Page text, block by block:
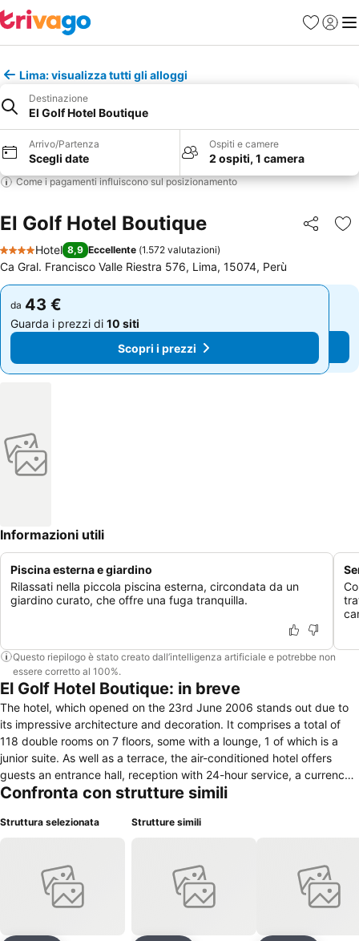
PreferitiAccedi
Lima: visualizza tutti gli alloggi
Destinazione
El Golf Hotel Boutique
Arrivo/Partenza
Scegli date
Ospiti e camere
2 ospiti, 1 camera
Come i pagamenti influiscono sul posizionamento
El Golf Hotel Boutique Condividi
4 Stelle
Hotel 8,9 Eccellente (1.572 valutazioni)
Ca Gral. Francisco Valle Riestra 576, Lima, 15074, Perù
da 43 €
Guarda i prezzi di 10 siti
Scopri i prezzi
da 43 €
Guarda i prezzi di 10 siti
Scopri i prezzi
Informazioni utili
Piscina esterna e giardino
Rilassati nella piccola piscina esterna, circondata da un
giardino curato, che offre una fuga tranquilla.
Questo riepilogo è stato creato dall’intelligenza artificiale e potrebbe non
essere corretto al 100%.
El Golf Hotel Boutique: in breve
The hotel, which opened on the 23rd June 2006 stands out due to
its impressive architecture and decoration. It comprises a total of
118 double rooms on 7 floors, some with a lounge, 1 of which is a
junior suite. As well as a terrace, the air-conditioned hotel offers
guests an entrance hall, reception with 24-hour service, a currency
exchange facility, lift access and a café. Further facilities include a
and conference rooms. Guests can also make use of the laundry
car (charges apply). The hotel is located in the residential
neighborhood of S. Isidro nearby Embassies, Shops and Banks.
Near Centre 7 kms to city centre 20 kms to the nearest airport (lima)
Confronta con strutture simili
Struttura selezionata Strutture simili